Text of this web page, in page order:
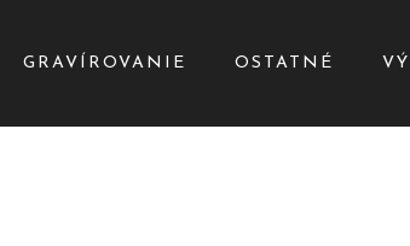
GRAVÍROVANIE OSTATNÉ